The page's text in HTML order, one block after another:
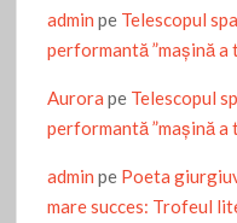
admin pe Telescopul
performantă ”mașină a
Aurora pe Telescopul
performantă ”mașină a
admin pe Poeta
mare succes: Trofeul